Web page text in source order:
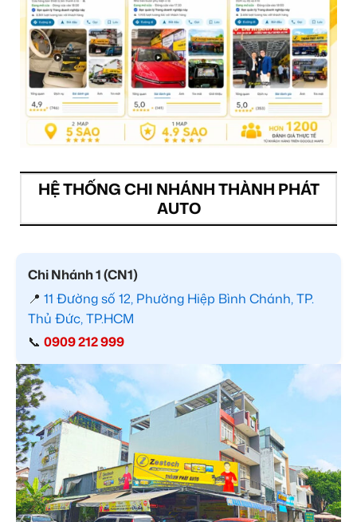
HỆ THỐNG CHI NHÁNH THÀNH PHÁT
AUTO
Chi Nhánh 1 (CN1)
📍 11 Đường số 12, Phường Hiệp Bình Chánh, TP.
Thủ Đức, TP.HCM
📞 0909 212 999